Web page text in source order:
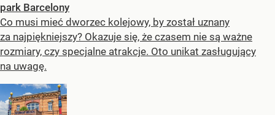
park Barcelony
Co musi mieć dworzec kolejowy, by został uznany
za najpiękniejszy? Okazuje się, że czasem nie są ważne
rozmiary, czy specjalne atrakcje. Oto unikat zasługujący
na uwagę.